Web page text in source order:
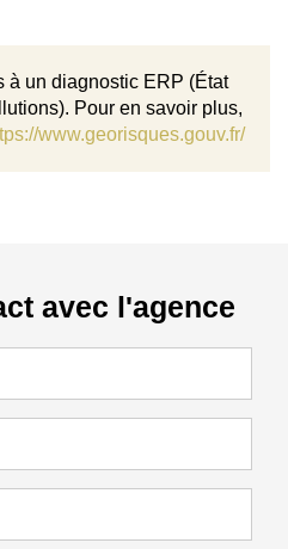
à un diagnostic ERP (État
Pour en savoir plus,
www.georisques.gouv.fr/
avec l'agence